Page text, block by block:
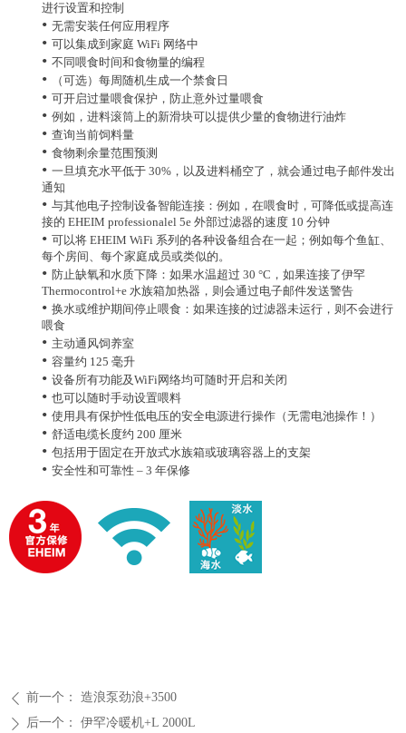
进行设置和控制
• 无需安装任何应用程序
• 可以集成到家庭 WiFi 网络中
• 不同喂食时间和食物量的编程
• （可选）每周随机生成一个禁食日
• 可开启过量喂食保护，防止意外过量喂食
• 例如，进料滚筒上的新滑块可以提供少量的食物进行油炸
• 查询当前饲料量
• 食物剩余量范围预测
• 一旦填充水平低于 30%，以及进料桶空了，就会通过电子邮件发出
通知
• 与其他电子控制设备智能连接：例如，在喂食时，可降低或提高连
接的 EHEIM professionalel 5e 外部过滤器的速度 10 分钟
• 可以将 EHEIM WiFi 系列的各种设备组合在一起；例如每个鱼缸、
每个房间、每个家庭成员或类似的。
• 防止缺氧和水质下降：如果水温超过 30 °C，如果连接了伊罕
Thermocontrol+e 水族箱加热器，则会通过电子邮件发送警告
• 换水或维护期间停止喂食：如果连接的过滤器未运行，则不会进行
喂食
• 主动通风饲养室
• 容量约 125 毫升
• 设备所有功能及WiFi网络均可随时开启和关闭
• 也可以随时手动设置喂料
• 使用具有保护性低电压的安全电源进行操作（无需电池操作！）
• 舒适电缆长度约 200 厘米
• 包括用于固定在开放式水族箱或玻璃容器上的支架
• 安全性和可靠性 – 3 年保修
ꄴ 前一个： 造浪泵劲浪+3500
ꄲ 后一个： 伊罕冷暖机+L 2000L